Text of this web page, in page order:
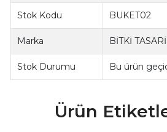
Stok Kodu BUKET02
Marka BİTKİ
Stok Durumu Bu ürün
Ürün